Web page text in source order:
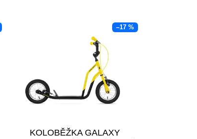
–17 %
KOLOBĚŽKA GALAXY